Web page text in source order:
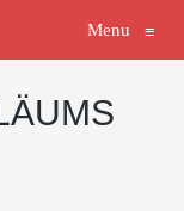
Menu ≡